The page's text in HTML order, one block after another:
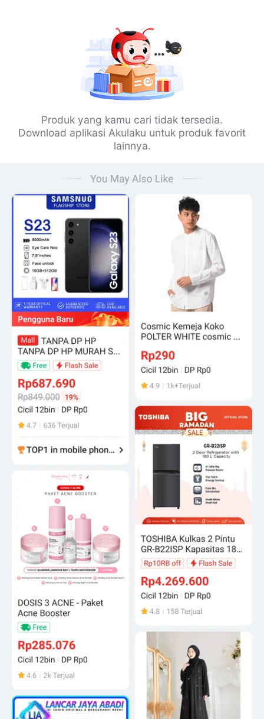
Produk yang kamu cari tidak tersedia.
Download aplikasi Akulaku untuk produk favorit
lainnya.